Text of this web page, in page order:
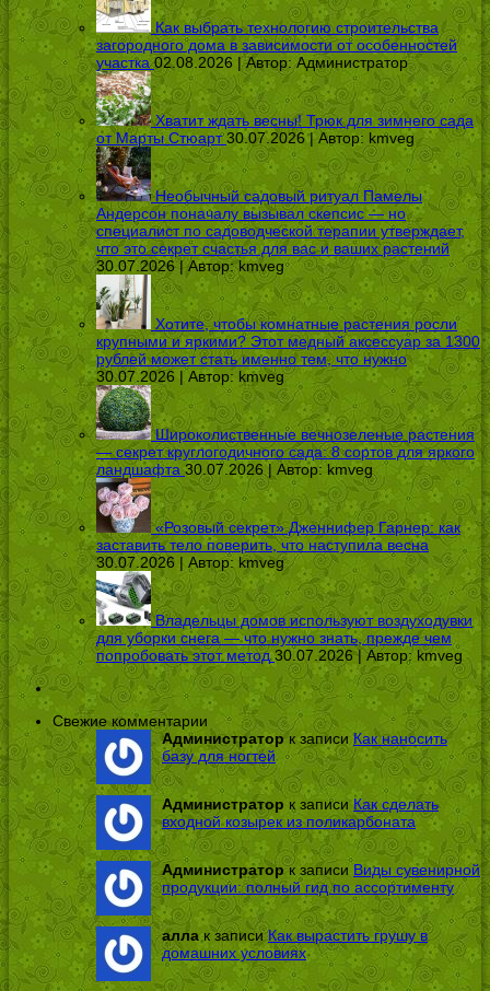
Как выбрать технологию строительства
загородного дома в зависимости от особенностей
участка 02.08.2026 | Автор:Администратор
Хватит ждать весны! Трюк для зимнего сада
от Марты Стюарт 30.07.2026 | Автор: kmveg
Необычный садовый ритуал Памелы
Андерсон поначалу вызывал скепсис — но
специалист по садоводческой терапии утверждает,
что это секрет счастья для вас и ваших растений
30.07.2026 | Автор:kmveg
Хотите, чтобы комнатные растения росли
крупными и яркими? Этот медный аксессуар за 1300
рублей может стать именно тем, что нужно
30.07.2026 | Автор: kmveg
Широколиственные вечнозеленые растения
— секрет круглогодичного сада: 8 сортов для яркого
ландшафта 30.07.2026 | Автор:kmveg
«Розовый секрет» Дженнифер Гарнер: как
заставить тело поверить, что наступила весна
30.07.2026 | Автор: kmveg
Владельцы домов используют воздуходувки
для уборки снега — что нужно знать, прежде чем
попробовать этот метод 30.07.2026 | Автор: kmveg
Свежие комментарии
Администраторк записиКак наносить
базу для ногтей
Администраторк записиКак сделать
входной козырек из поликарбоната
Администраторк записи Виды сувенирной
продукции: полный гид по ассортименту
аллак записиКак вырастить грушу в
домашних условиях